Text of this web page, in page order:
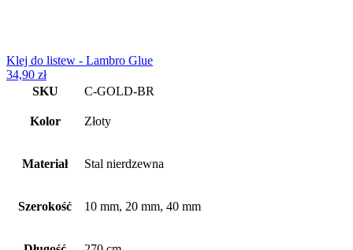
Klej do listew - Lambro Glue
34,90 zł
SKU
C-GOLD-BR
Kolor Złoty
Materiał Stal nierdzewna
Szerokość 10 mm, 20 mm, 40 mm